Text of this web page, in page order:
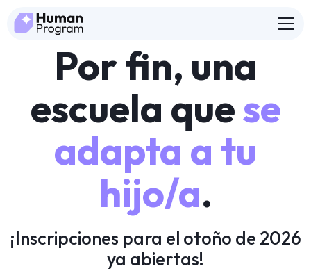
Por fin, una
escuela quese
adapta a tu
hijo/a.
¡Inscripciones para el otoño de 2026
ya abiertas!